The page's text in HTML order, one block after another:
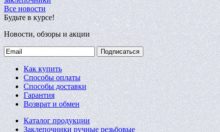
Все новости
Будьте в курсе!
Новости, обзоры и акции
Подписаться
Как купить
Способы оплаты
Способы доставки
Гарантия
Возврат и обмен
Каталог продукции
Заклепочники ручные резьбовые